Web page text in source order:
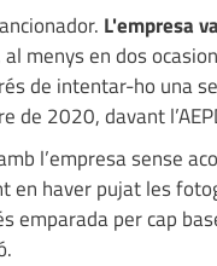
L'empresa
menys en dos
de intentar-ho una
de 2020, davant
l’empresa sense
haver pujat les
emparada per cap